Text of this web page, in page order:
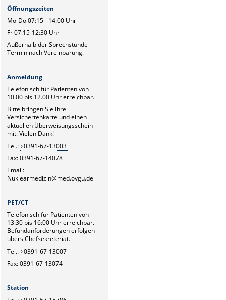
Öffnungszeiten
Mo-Do 07:15 - 14:00 Uhr
Fr 07:15-12:30 Uhr
Außerhalb der Sprechstunde
Termin nach Vereinbarung.
Anmeldung
Telefonisch für Patienten von
10.00 bis 12.00 Uhr erreichbar.
Bitte bringen Sie Ihre
Versichertenkarte und einen
aktuellen Überweisungsschein
mit. Vielen Dank!
Tel.: 0391-67-13003
Fax: 0391-67-14078
Email:
Nuklearmedizin@med.ovgu.de
PET/CT
Telefonisch für Patienten von
13:30 bis 16:00 Uhr erreichbar.
Befundanforderungen erfolgen
übers Chefsekreteriat.
Tel.: 0391-67-13007
Fax: 0391-67-13074
Station